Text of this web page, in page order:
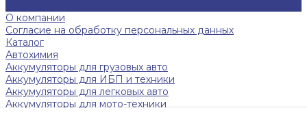
О компании
Согласие на обработку персональных данных
Каталог
Автохимия
Аккумуляторы для грузовых авто
Аккумуляторы для ИБП и техники
Аккумуляторы для легковых авто
Аккумуляторы для мото-техники